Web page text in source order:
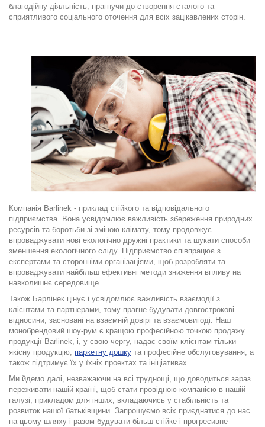
благодійну діяльність, прагнучи до створення сталого та
сприятливого соціального оточення для всіх зацікавлених сторін.
Компанія Barlinek - приклад стійкого та відповідального
підприємства. Вона усвідомлює важливість збереження природних
ресурсів та боротьби зі зміною клімату, тому продовжує
впроваджувати нові екологічно дружні практики та шукати способи
зменшення екологічного сліду. Підприємство співпрацює з
експертами та сторонніми організаціями, щоб розробляти та
впроваджувати найбільш ефективні методи зниження впливу на
навколишнє середовище.
Також Барлінек цінує і усвідомлює важливість взаємодії з
клієнтами та партнерами, тому прагне будувати довгострокові
відносини, засновані на взаємній довірі та взаємовигоді. Наш
монобрендовий шоу-рум є кращою професійною точкою продажу
продукції Barlinek, і, у свою чергу, надає своїм клієнтам тільки
якісну продукцію, паркетну дошку та професійне обслуговування, а
також підтримує їх у їхніх проектах та ініціативах.
Ми йдемо далі, незважаючи на всі труднощі, що доводиться зараз
переживати нашій країні, щоб стати провідною компанією в нашій
галузі, прикладом для інших, вкладаючись у стабільність та
розвиток нашої батьківщини. Запрошуємо всіх приєднатися до нас
на цьому шляху і разом будувати більш стійке і прогресивне